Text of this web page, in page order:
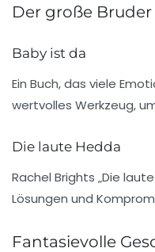
Der große
Baby ist da
Ein Buch, das viele
wertvolles Werkzeug,
Die laute Hedda
Rachel Brights „Die
Lösungen und
Fantasievolle